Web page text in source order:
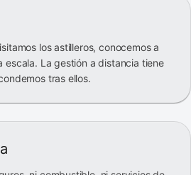
los astilleros, conocemos a
escala. La gestión a distancia tiene
tras ellos.